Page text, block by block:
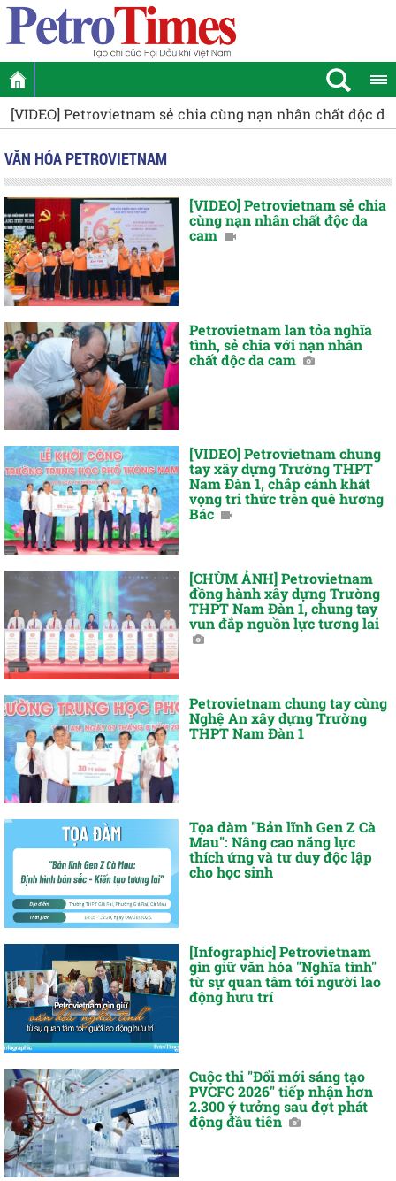
[VIDEO] Petrovietnam sẻ chia cùng nạn nhân chất độc
VĂN HÓA PETROVIETNAM
[VIDEO] Petrovietnam sẻ chia
cùng nạn nhân chất độc da
cam
Petrovietnam lan tỏa nghĩa
tình, sẻ chia với nạn nhân
chất độc da cam
[VIDEO] Petrovietnam chung
tay xây dựng Trường THPT
Nam Đàn 1, chắp cánh khát
vọng tri thức trên quê hương
Bác
[CHÙM ẢNH] Petrovietnam
đồng hành xây dựng Trường
THPT Nam Đàn 1, chung tay
vun đắp nguồn lực tương lai
Petrovietnam chung tay cùng
Nghệ An xây dựng Trường
THPT Nam Đàn 1
Tọa đàm "Bản lĩnh Gen Z Cà
Mau": Nâng cao năng lực
thích ứng và tư duy độc lập
cho học sinh
[Infographic] Petrovietnam
gìn giữ văn hóa "Nghĩa tình"
từ sự quan tâm tới người lao
động hưu trí
Cuộc thi "Đổi mới sáng tạo
PVCFC 2026" tiếp nhận hơn
2.300 ý tưởng sau đợt phát
động đầu tiên